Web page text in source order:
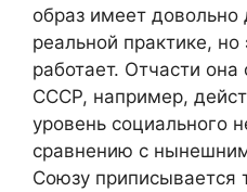
образ имеет
реальной практике, но
работает. Отчасти она
СССР, например,
уровень социального
сравнению с
Союзу приписывается